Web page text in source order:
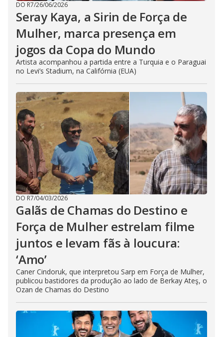
DO R7/26/06/2026
Seray Kaya, a Sirin de Força de
Mulher, marca presença em
jogos da Copa do Mundo
Artista acompanhou a partida entre a Turquia e o Paraguai
no Levi’s Stadium, na Califórnia (EUA)
DO R7/04/03/2026
Galãs de Chamas do Destino e
Força de Mulher estrelam filme
juntos e levam fãs à loucura:
‘Amo’
Caner Cindoruk, que interpretou Sarp em Força de Mulher,
publicou bastidores da produção ao lado de Berkay Ateş, o
Ozan de Chamas do Destino